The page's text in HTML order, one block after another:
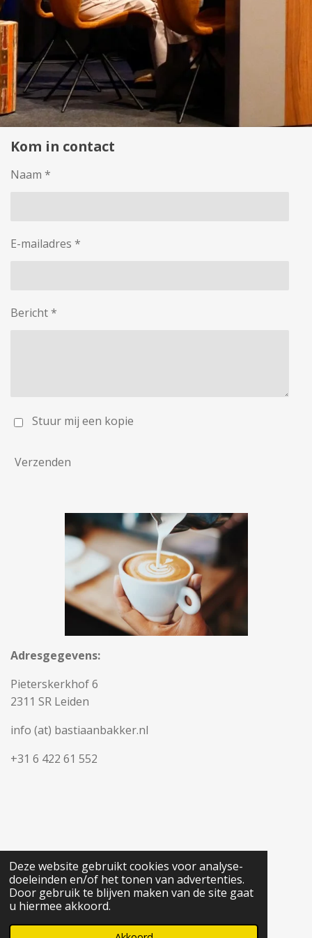
Deze website gebruikt cookies voor analyse-
doeleinden en/of het tonen van advertenties.
Door gebruik te blijven maken van de site gaat
u hiermee akkoord.
Kom in contact
Naam *
E-mailadres *
Bericht *
Stuur mij een kopie
Verzenden
Adresgegevens:
Pieterskerkhof 6
2311 SR Leiden
info (at) bastiaanbakker.nl
+31 6 422 61 552